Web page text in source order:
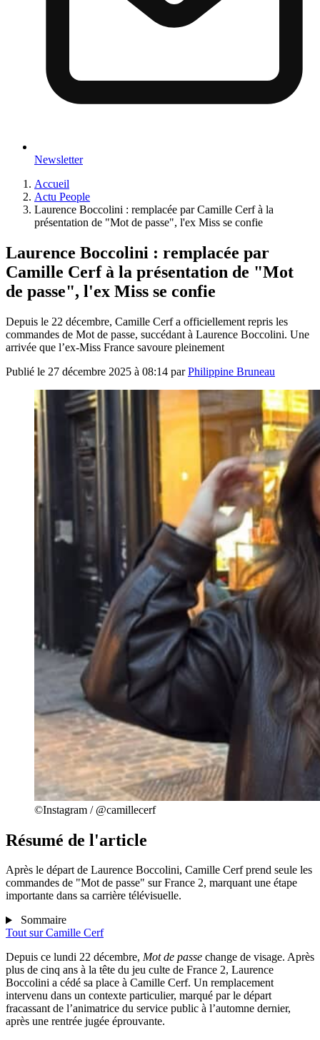
Newsletter
Accueil
Actu People
Laurence Boccolini : remplacée par Camille Cerf à la
présentation de "Mot de passe", l'ex Miss se confie
Laurence Boccolini : remplacée par
Camille Cerf à la présentation de "Mot
de passe", l'ex Miss se confie
Depuis le 22 décembre, Camille Cerf a officiellement repris les
commandes de Mot de passe, succédant à Laurence Boccolini. Une
arrivée que l’ex-Miss France savoure pleinement
Publié le 27 décembre 2025 à 08:14 parPhilippine Bruneau
©Instagram / @camillecerf
Résumé de l'article
Après le départ de Laurence Boccolini, Camille Cerf prend seule les
commandes de "Mot de passe" sur France 2, marquant une étape
importante dans sa carrière télévisuelle.
Sommaire
Tout surCamille Cerf
Depuis ce lundi 22 décembre, Mot de passe change de visage. Après
plus de cinq ans à la tête du jeu culte de France 2, Laurence
Boccolini a cédé sa place à Camille Cerf. Un remplacement
intervenu dans un contexte particulier, marqué par le départ
fracassant de l’animatrice du service public à l’automne dernier,
après une rentrée jugée éprouvante.